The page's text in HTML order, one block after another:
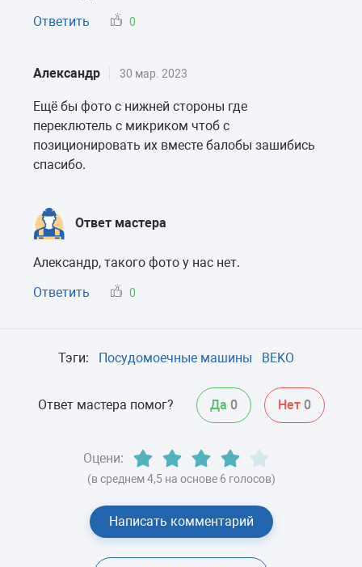
Ответить
0
Александр 30 мар. 2023
Ещё бы фото с нижней стороны где
переклютель с микриком чтоб с
позиционировать их вместе балобы зашибись
спасибо.
Ответ мастера
Александр, такого фото у нас нет.
Ответить
0
Тэги: Посудомоечные машины BEKO
Ответ мастера помог? Да 0 Нет 0
Оцени:
(в среднем 4,5 на основе 6 голосов)
Написать комментарий